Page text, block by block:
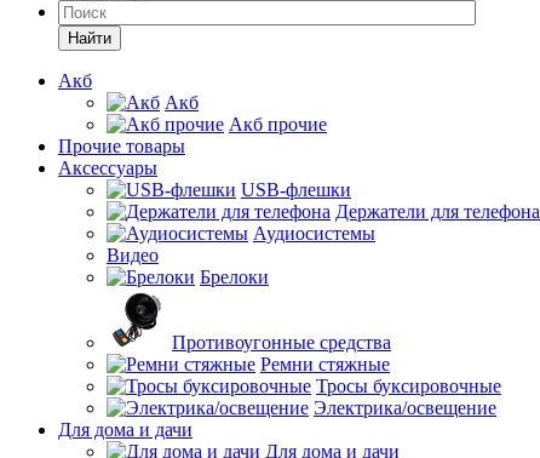
Найти
Акб
Акб
Акб прочие
Прочие товары
Аксессуары
USB-флешки
Держатели для телефона
Аудиосистемы
Видео
Брелоки
Противоугонные средства
Ремни стяжные
Тросы буксировочные
Электрика/освещение
Для дома и дачи
Для дома и дачи